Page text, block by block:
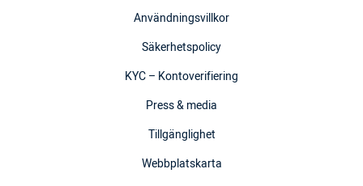
Användningsvillkor
Säkerhetspolicy
KYC – Kontoverifiering
Press & media
Tillgänglighet
Webbplatskarta